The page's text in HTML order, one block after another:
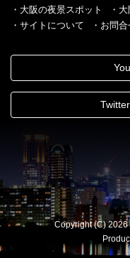
・大阪の夜景スポット
・
・サイトについて
・お問
Copyright (C)